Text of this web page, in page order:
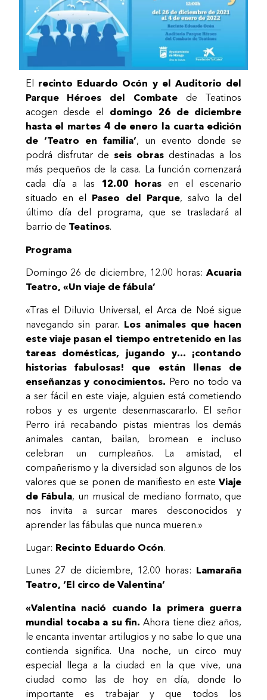
El recinto Eduardo Ocón y el Auditorio del
Parque Héroes del Combate de Teatinos
acogen desde el domingo 26 de diciembre
hasta el martes 4 de enero la cuarta edición
de ‘Teatro en familia’, un evento donde se
podrá disfrutar de seis obras destinadas a los
más pequeños de la casa. La función comenzará
cada día a las 12.00 horas en el escenario
situado en el Paseo del Parque, salvo la del
último día del programa, que se trasladará al
barrio de Teatinos.
Programa
Domingo 26 de diciembre, 12.00 horas:Acuaria
Teatro, «Un viaje de fábula’
«Tras el Diluvio Universal, el Arca de Noé sigue
navegando sin parar. Los animales que hacen
este viaje pasan el tiempo entretenido en las
tareas domésticas, jugando y… ¡contando
historias fabulosas! que están llenas de
enseñanzas y conocimientos. Pero no todo va
a ser fácil en este viaje, alguien está cometiendo
robos y es urgente desenmascararlo. El señor
Perro irá recabando pistas mientras los demás
animales cantan, bailan, bromean e incluso
celebran un cumpleaños. La amistad, el
compañerismo y la diversidad son algunos de los
valores que se ponen de manifiesto en esteViaje
de Fábula, un musical de mediano formato, que
nos invita a surcar mares desconocidos y
aprender las fábulas que nunca mueren.»
Lugar: Recinto Eduardo Ocón.
Lunes 27 de diciembre, 12.00 horas: Lamaraña
Teatro, ‘El circo de Valentina’
«Valentina nació cuando la primera guerra
mundial tocaba a su fin. Ahora tiene diez años,
le encanta inventar artilugios y no sabe lo que una
contienda significa. Una noche, un circo muy
especial llega a la ciudad en la que vive, una
ciudad como las de hoy en día, donde lo
importante es trabajar y que todos los